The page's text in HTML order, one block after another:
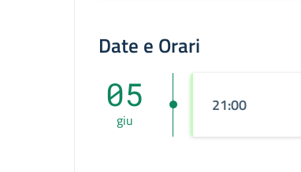
Date e Orari
05
giu
21:00